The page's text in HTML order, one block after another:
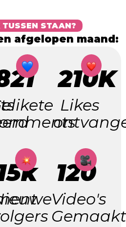
TUSSEN STAAN?
afgelopen maand:
210K
Likes
120
Video's